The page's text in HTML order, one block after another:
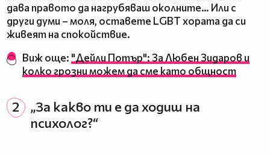
дава правото да нагрубяваш околните… Или с
други думи – моля, оставете LGBТ хората да си
живеят на спокойствие.
Виж още: "Дейли Потър": За Любен Зидаров и
колко грозни можем да сме като общност
2
„За какво ти е да ходиш на
психолог?“